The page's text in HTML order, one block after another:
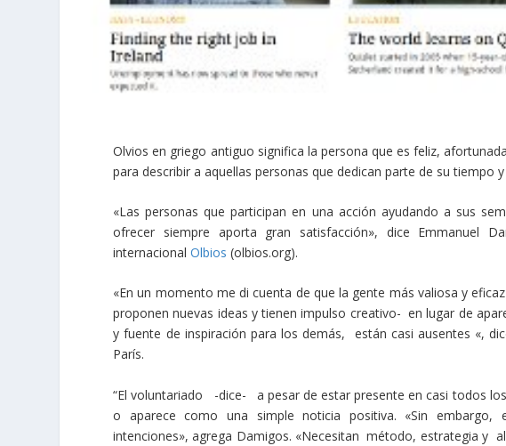
Olvios en griego antiguo significa la persona que es feliz,
para describir a aquellas personas que dedican parte de su tiempo
«Las personas que participan en una acción ayudando a sus
ofrecer siempre aporta gran satisfacción», dice Emmanuel
internacionalOlbios (olbios.org).
«En un momento me di cuenta de que la gente más valiosa y
proponen nuevas ideas y tienen impulso creativo- en lugar de
y fuente de inspiración para los demás, están casi ausentes «,
París.
“El voluntariado -dice- a pesar de estar presente en casi todos
o aparece como una simple noticia positiva. «Sin embargo,
intenciones», agrega Damigos. «Necesitan método, estrategia y